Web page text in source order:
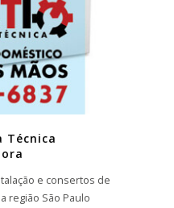
Técnica
e consertos de
região São Paulo